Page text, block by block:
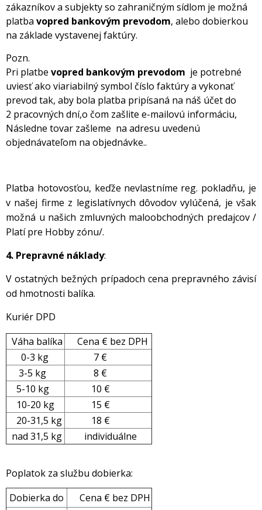
zákazníkov a subjekty so zahraničným sídlom je možná
platba vopred bankovým prevodom, alebo dobierkou
na základe vystavenej faktúry.
Pozn.
Pri platbe vopred bankovým prevodom je potrebné
uviesť ako viariabilný symbol číslo faktúry a vykonať
prevod tak, aby bola platba pripísaná na náš účet do
2 pracovných dní,o čom zašlite e-mailovú informáciu,
Následne tovar zašleme na adresu uvedenú
objednávateľom na objednávke..
Platba hotovosťou, keďže nevlastníme reg. pokladňu, je
v našej firme z legislatívnych dôvodov vylúčená, je však
možná u našich zmluvných maloobchodných predajcov /
Platí pre Hobby zónu/.
4. Prepravné náklady:
V ostatných bežných prípadoch cena prepravného závisí
od hmotnosti balíka.
Kuriér DPD
Váha balíka
Cena € bez DPH
0-3 kg
7 €
3-5 kg
8 €
5-10 kg
10 €
10-20 kg
15 €
20-31,5 kg
18 €
nad 31,5 kg
individuálne
Poplatok za službu dobierka:
Dobierka do
Cena € bez DPH